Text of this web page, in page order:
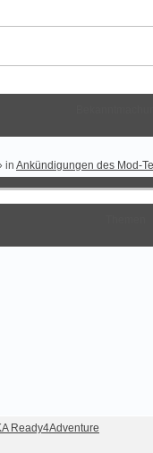
in Ankündigungen des Mod-
Ready4Adventure